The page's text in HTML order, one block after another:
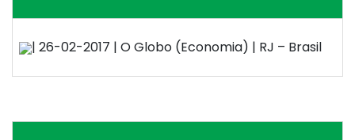
| 26-02-2017 | O Globo (Economia) | RJ – Brasil